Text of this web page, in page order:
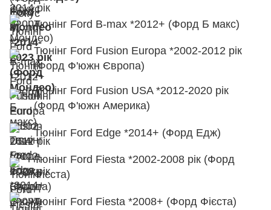
Тюнінг Ford B-max *2012+ (Форд Б макс)
Тюнінг Ford Fusion Europa *2002-2012 рік
(Форд Ф'южн Європа)
Тюнінг Ford Fusion USA *2012-2020 рік
(Форд Ф'южн Америка)
Тюнінг Ford Edge *2014+ (Форд Едж)
Тюнінг Ford Fiesta *2002-2008 рік (Форд
Фієста)
Тюнінг Ford Fiesta *2008+ (Форд Фієста)